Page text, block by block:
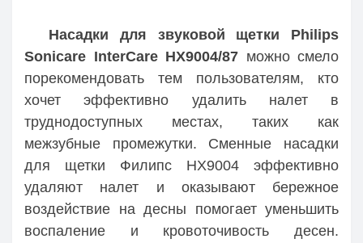
Насадки для звуковой щетки Philips
Sonicare InterCare HX9004/87 можно смело
порекомендовать тем пользователям, кто
хочет эффективно удалить налет в
труднодоступных местах, таких как
межзубные промежутки. Сменные насадки
для щетки Филипс HX9004 эффективно
удаляют налет и оказывают бережное
воздействие на десны помогает уменьшить
воспаление и кровоточивость десен.